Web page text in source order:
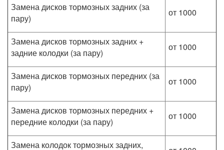
Замена дисков тормозных задних (за
пару)
от 1000
Замена дисков тормозных задних +
задние колодки (за пару)
от 1000
Замена дисков тормозных передних (за
пару)
от 1000
Замена дисков тормозных передних +
передние колодки (за пару)
от 1000
Замена колодок тормозных задних,